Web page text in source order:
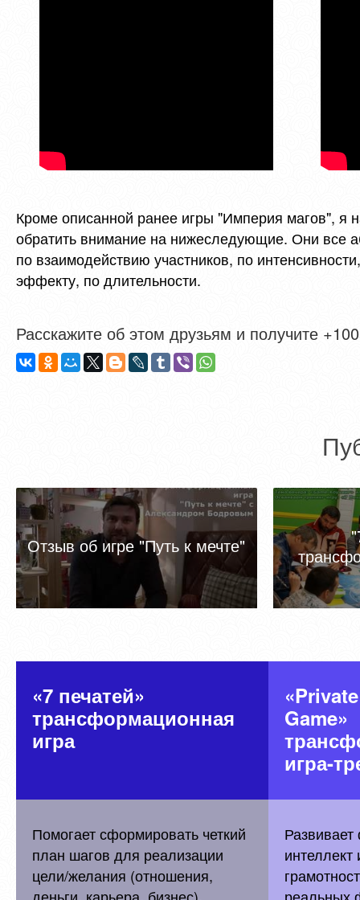
Кроме описанной ранее игры "Империя магов", я
обратить внимание на нижеследующие. Они все
по взаимодействию участников, по
эффекту, по длительности.
Расскажите об этом друзьям и получите
Отзыв об игре "Путь к мечте"
«7 печатей»
трансформационная
игра
Game»
игра-
Помогает сформировать четкий
план шагов для реализации
цели/желания (отношения,